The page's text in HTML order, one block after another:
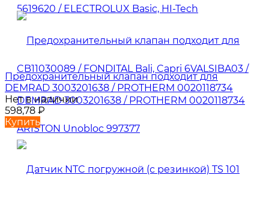
Предохранительный клапан подходит для
DEMRAD 3003201638 / PROTHERM 0020118734
Нет в наличии
598,78 ₽
Купить